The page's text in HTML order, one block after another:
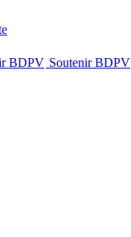
Soutenir BDPV